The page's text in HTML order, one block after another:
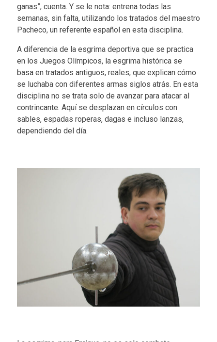
ganas”, cuenta. Y se le nota: entrena todas las
semanas, sin falta, utilizando los tratados del maestro
Pacheco, un referente español en esta disciplina.
A diferencia de la esgrima deportiva que se practica
en los Juegos Olímpicos, la esgrima histórica se
basa en tratados antiguos, reales, que explican cómo
se luchaba con diferentes armas siglos atrás. En esta
disciplina no se trata solo de avanzar para atacar al
contrincante. Aquí se desplazan en círculos con
sables, espadas roperas, dagas e incluso lanzas,
dependiendo del día.